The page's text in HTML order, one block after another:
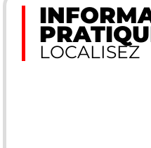
LOCALISEZ